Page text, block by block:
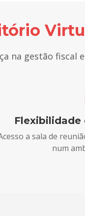
na gestão fiscal
Flexibilidade
a sala de
num